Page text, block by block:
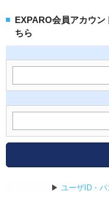
EXPARO会員アカウン
ちら
▶ ユーザID・